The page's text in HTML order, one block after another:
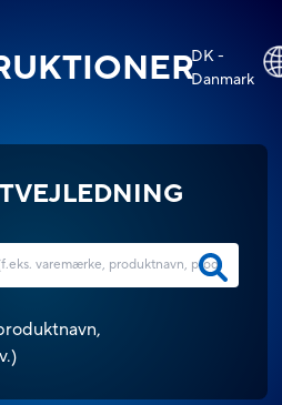
DK -
Danmark
)